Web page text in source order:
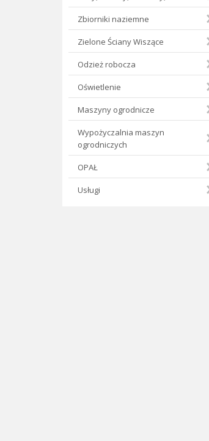
Zbiorniki naziemne
Zielone Ściany Wiszące
Odzież robocza
Oświetlenie
Maszyny ogrodnicze
Wypożyczalnia maszyn
ogrodniczych
OPAŁ
Usługi